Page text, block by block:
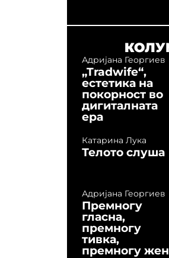
Адријана Георгиев
„Tradwife“,
естетика на
покорност во
дигиталната
ера
Катарина Лука
Телото слуша
Адријана Георгиев
Премногу
гласна,
премногу
тивка,
премногу